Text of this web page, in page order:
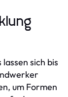
sich bis
um Formen